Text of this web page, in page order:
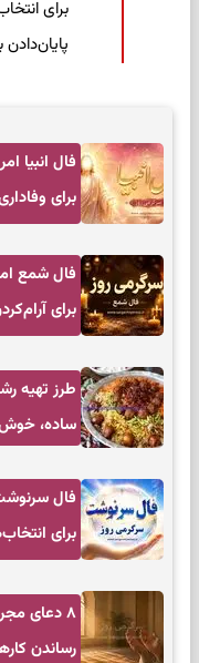
برای
پایان‌دادن
برای
برای
طرز تهیه
ساده،
برای
۸ دعای
رساندن